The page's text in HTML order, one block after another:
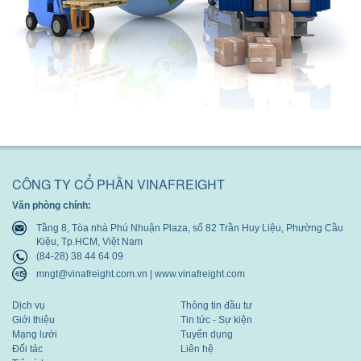
CÔNG TY CỔ PHẦN VINAFREIGHT
Văn phòng chính:
Tầng 8, Tòa nhà Phú Nhuận Plaza, số 82 Trần Huy Liệu, Phường Cầu
Kiệu, Tp.HCM, Việt Nam
(84-28) 38 44 64 09
mngt@vinafreight.com.vn | www.vinafreight.com
Dịch vụ
Giới thiệu
Mạng lưới
Đối tác
Thông tin đầu tư
Tin tức - Sự kiện
Tuyển dụng
Liên hệ